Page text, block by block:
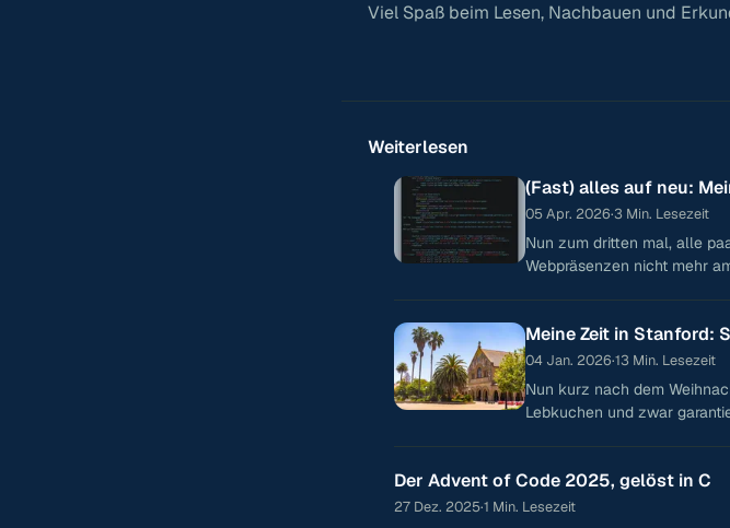
Viel Spaß beim Lesen, Nachbauen und
Weiterlesen
(Fast) alles auf neu:
05 Apr. 2026·3 Min. Lesezeit
Nun zum dritten mal, alle
Webpräsenzen nicht mehr
Meine Zeit in Stanford:
04 Jan. 2026·13 Min. Lesezeit
Nun kurz nach dem
Lebkuchen und zwar
Der Advent of Code 2025, gelöst in C
27 Dez. 2025·1 Min. Lesezeit